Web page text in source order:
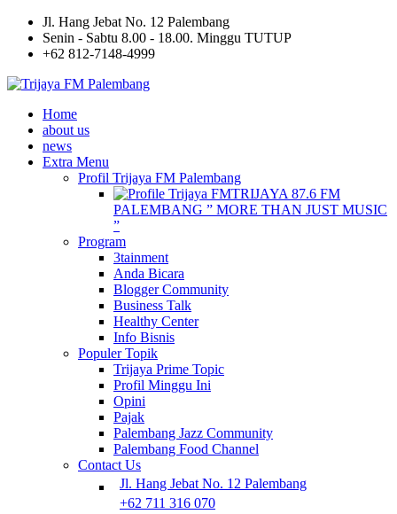
Jl. Hang Jebat No. 12 Palembang
Senin - Sabtu 8.00 - 18.00. Minggu TUTUP
+62 812-7148-4999
Home
about us
news
Extra Menu
Profil Trijaya FM Palembang
TRIJAYA 87.6 FM
PALEMBANG ” MORE THAN JUST MUSIC
”
Program
3tainment
Anda Bicara
Blogger Community
Business Talk
Healthy Center
Info Bisnis
Populer Topik
Trijaya Prime Topic
Profil Minggu Ini
Opini
Pajak
Palembang Jazz Community
Palembang Food Channel
Contact Us
Jl. Hang Jebat No. 12 Palembang
+62 711 316 070